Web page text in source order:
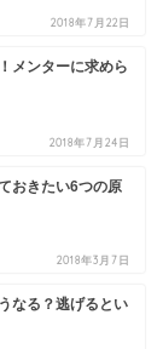
2018年7月22日
メンターに求めら
2018年7月24日
おきたい6つの原
2018年3月7日
なる？逃げるとい